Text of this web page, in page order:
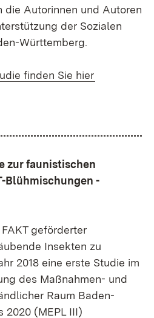
die Autorinnen und Autoren
der Sozialen
Württemberg.
finden Sie hier
zur faunistischen
Blühmischungen -
geförderter
Insekten zu
2018 eine erste Studie im
des Maßnahmen- und
Raum Baden-
2020 (MEPL III)